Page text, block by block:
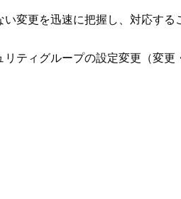
変更を迅速に把握し、対応する
ティグループの設定変更（変更